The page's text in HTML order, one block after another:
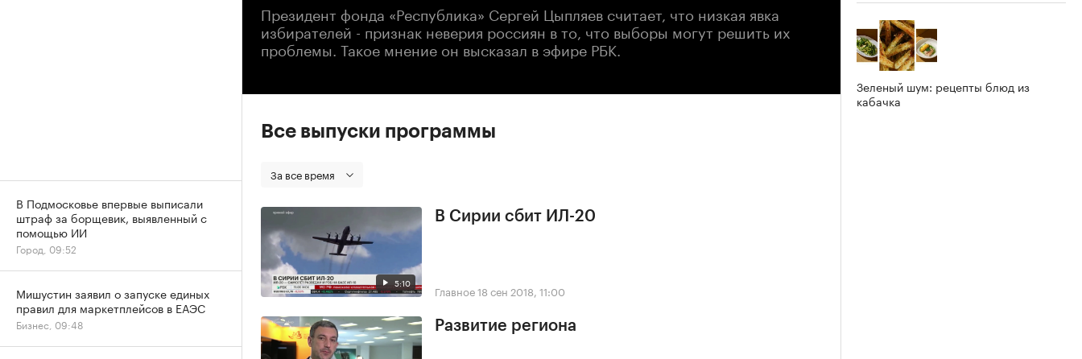
Президент фонда «Республика» Сергей Цыпляев считает, что низкая явка
избирателей - признак неверия россиян в то, что выборы могут решить их
проблемы. Такое мнение он высказал в эфире РБК.
Все выпуски программы
За все время
5:10
В Сирии сбит ИЛ-20
Главное18 сен 2018, 11:00
Развитие региона
Зеленый шум: рецепты блюд из
кабачка
В Подмосковье впервые выписали
штраф за борщевик, выявленный с
помощью ИИ
Город, 09:52
Мишустин заявил о запуске единых
правил для маркетплейсов в ЕАЭС
Бизнес, 09:48